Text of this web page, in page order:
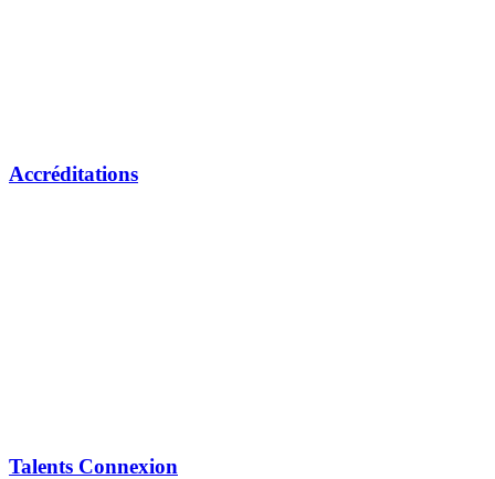
Accréditations
Talents Connexion